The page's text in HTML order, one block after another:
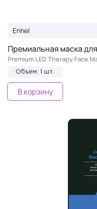
Enhel
Премиальная маска
Premium LED Therapy Face
Объем: 1 шт.
В корзину